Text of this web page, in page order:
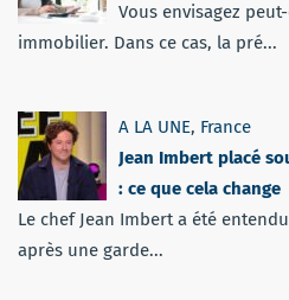
Vous envisagez
immobilier. Dans ce cas, la pré...
A LA UNE, France
Jean Imbert placé
: ce que cela change
Le chef Jean Imbert a été
après une garde...